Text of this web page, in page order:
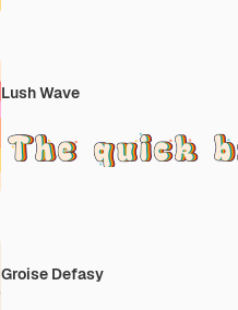
Lush Wave
Groise Defasy